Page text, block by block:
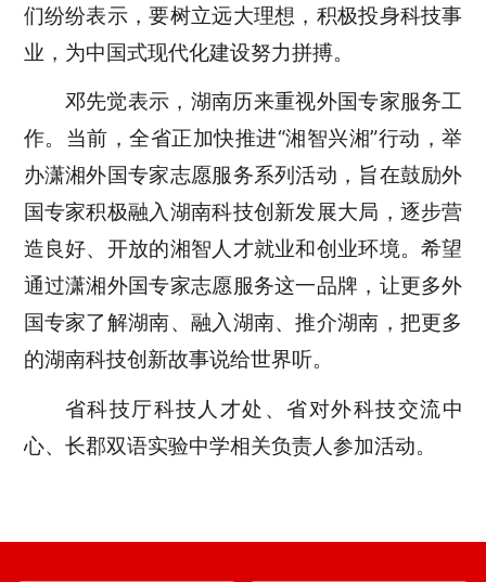
们纷纷表示，要树立远大理想，积极投身科技事
业，为中国式现代化建设努力拼搏。
邓先觉表示，湖南历来重视外国专家服务工
作。当前，全省正加快推进“湘智兴湘”行动，举
办潇湘外国专家志愿服务系列活动，旨在鼓励外
国专家积极融入湖南科技创新发展大局，逐步营
造良好、开放的湘智人才就业和创业环境。希望
通过潇湘外国专家志愿服务这一品牌，让更多外
国专家了解湖南、融入湖南、推介湖南，把更多
的湖南科技创新故事说给世界听。
省科技厅科技人才处、省对外科技交流中
心、长郡双语实验中学相关负责人参加活动。